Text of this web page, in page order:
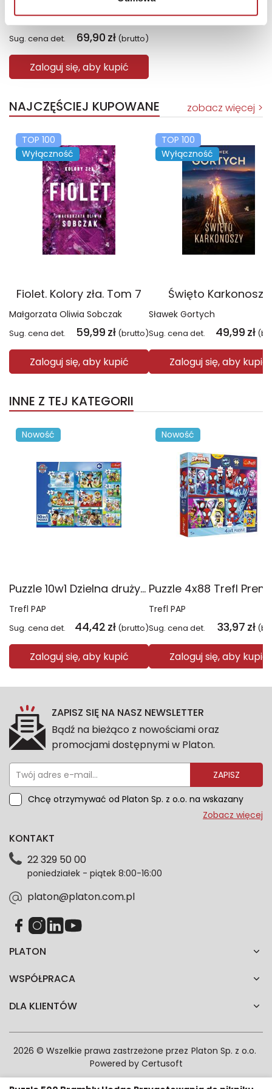
Bright Junior Media
Sug. cena det. 69,90 zł (brutto)
Zaloguj się, aby kupić
NAJCZĘŚCIEJ KUPOWANE zobacz więcej
TOP 100
Wyłączność
Fiolet. Kolory zła. Tom 7
Małgorzata Oliwia Sobczak
Sug. cena det. 59,99 zł (brutto)
Zaloguj się, aby kupić
TOP 100
Wyłączność
Święto Karkonoszy
Sławek Gortych
Sug. cena det. 49,99 zł
Zaloguj się, aby kupić
INNE Z TEJ KATEGORII
Nowość
Puzzle 10w1 Dzielna drużyna Psiego Patrolu 96012
Trefl PAP
Sug. cena det. 44,42 zł (brutto)
Zaloguj się, aby kupić
Nowość
Trefl PAP
Sug. cena det. 33,97 zł
Zaloguj się, aby kupić
ZAPISZ SIĘ NA NASZ NEWSLETTER
Bądź na bieżąco z nowościami oraz
promocjami dostępnymi w Platon.
ZAPISZ
Chcę otrzymywać od Platon Sp. z o.o. na wskazany
przeze mnie adres e-mail informacje marketingowe
dotyczące danych osobowych znajdziesz w naszej
każdym czasie. Wycofanie zgody nie wpłynie na
zgodność z prawem przetwarzania dokonanego przed
Zobacz więcej
PLATON
WSPÓŁPRACA
DLA KLIENTÓW
KONTAKT
22 329 50 00
poniedziałek - piątek 8:00-16:00
platon@platon.com.pl
2026 © Wszelkie prawa zastrzeżone przez Platon Sp. z o.o.
Powered by Certusoft